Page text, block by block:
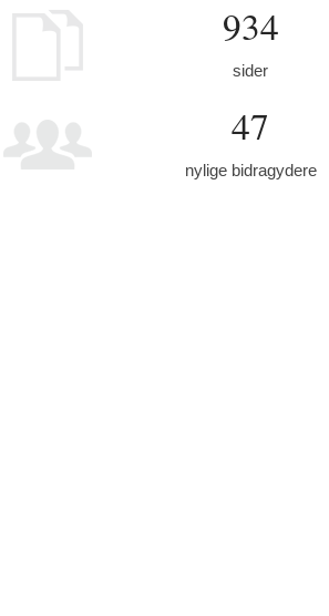
934
sider
47
nylige bidragydere